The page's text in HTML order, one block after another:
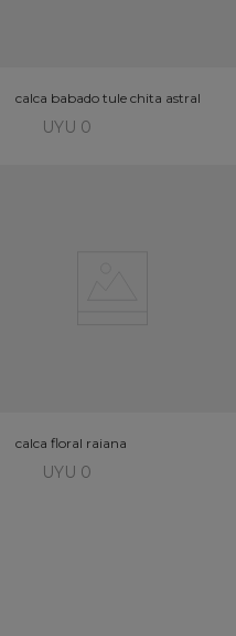
calca babado tule chita astral
UYU 0
calca floral raiana
UYU 0